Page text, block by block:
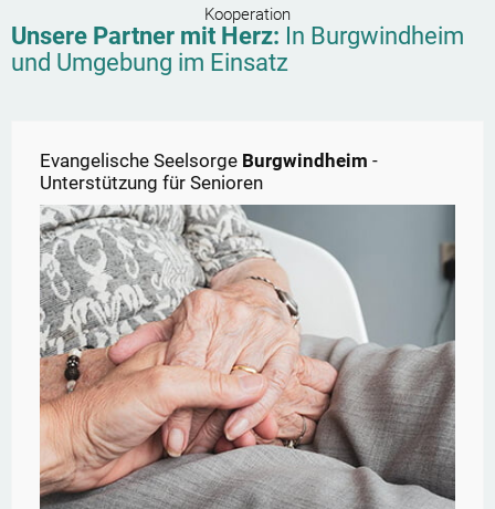
Kooperation
Unsere Partner mit Herz: In Burgwindheim
und Umgebung im Einsatz
Evangelische Seelsorge Burgwindheim -
Unterstützung für Senioren